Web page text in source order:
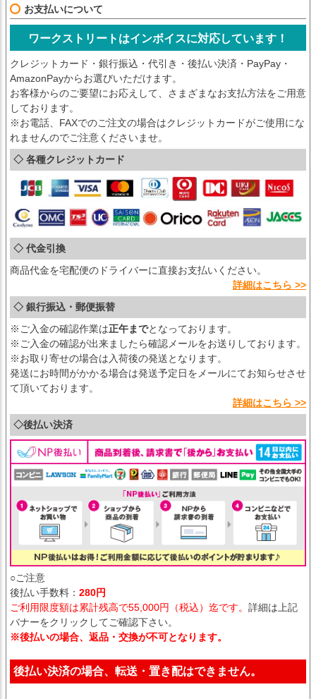
お支払いについて
ワークストリートはインボイスに対応しています！
クレジットカード・銀行振込・代引き・後払い決済・PayPay・
AmazonPayからお選びいただけます。
お客様からのご要望にお応えして、さまざまなお支払方法をご用意
しております。
※お電話、FAXでのご注文の場合はクレジットカードがご使用にな
れませんのでご注意くださいませ。
◇ 各種クレジットカード
◇ 代金引換
商品代金を宅配便のドライバーに直接お支払いください。
詳細はこちら >>
◇ 銀行振込・郵便振替
※ご入金の確認作業は正午までとなっております。
※ご入金の確認が出来ましたら確認メールをお送りしております。
※お取り寄せの場合は入荷後の発送となります。
発送にお時間がかかる場合は発送予定日をメールにてお知らせさせ
て頂いております。
詳細はこちら >>
◇後払い決済
○ご注意
後払い手数料： 280円
ご利用限度額は累計残高で55,000円（税込）迄です。 詳細は上記
バナーをクリックしてご確認下さい。
※後払いの場合、返品・交換が不可となります。
後払い決済の場合、転送・置き配はできません。